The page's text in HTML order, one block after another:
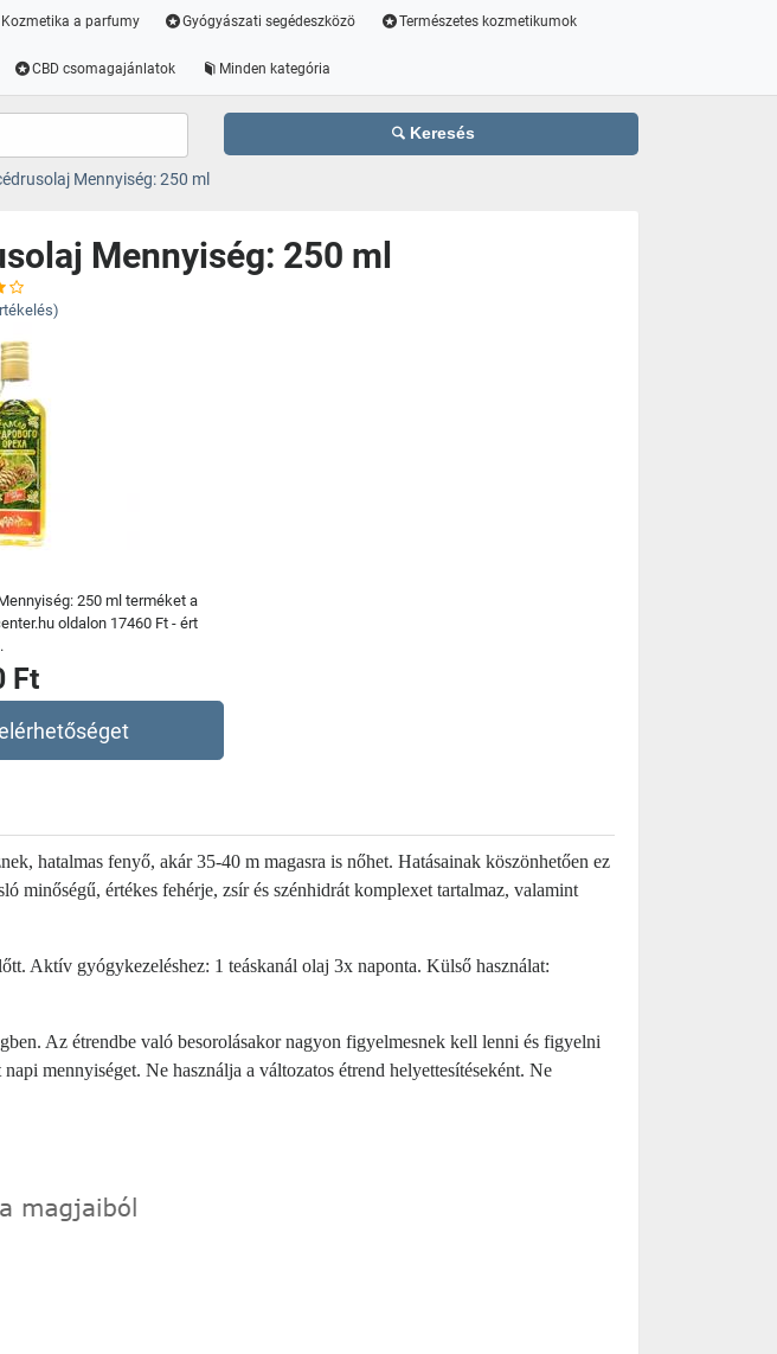
Kozmetika a parfumy Gyógyászati segédeszközö Természetes kozmetikumok
CBD csomagajánlatok Minden kategória
Keresés
Mennyiség: 250 ml
Mennyiség: 250 ml
250 ml terméket a
oldalon 17460 Ft - ért
Ft
hatalmas fenyő, akár 35-40 m magasra is nőhet. Hatásainak köszönhetően ez
minőségű, értékes fehérje, zsír és szénhidrát komplexet tartalmaz, valamint
Aktív gyógykezeléshez: 1 teáskanál olaj 3x naponta. Külső használat:
Az étrendbe való besorolásakor nagyon figyelmesnek kell lenni és figyelni
mennyiséget. Ne használja a változatos étrend helyettesítéseként. Ne